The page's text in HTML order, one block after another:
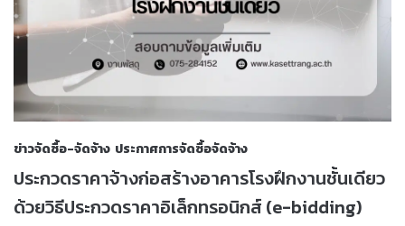
ข่าวจัดซื้อ-จัดจ้าง ประกาศการจัดซื้อจัดจ้าง
ประกวดราคาจ้างก่อสร้างอาคารโรงฝึกงานชั้นเดียว
ด้วยวิธีประกวดราคาอิเล็กทรอนิกส์ (e-bidding)